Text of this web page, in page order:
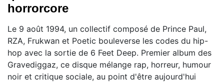
horrorcore
Le 9 août 1994, un collectif composé de Prince Paul,
RZA, Frukwan et Poetic bouleverse les codes du hip-
hop avec la sortie de 6 Feet Deep. Premier album des
Gravediggaz, ce disque mélange rap, horreur, humour
noir et critique sociale, au point d'être aujourd'hui